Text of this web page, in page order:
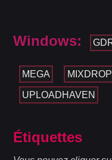
Windows:
MEGA MIXDROP
UPLOADHAVEN
Étiquettes